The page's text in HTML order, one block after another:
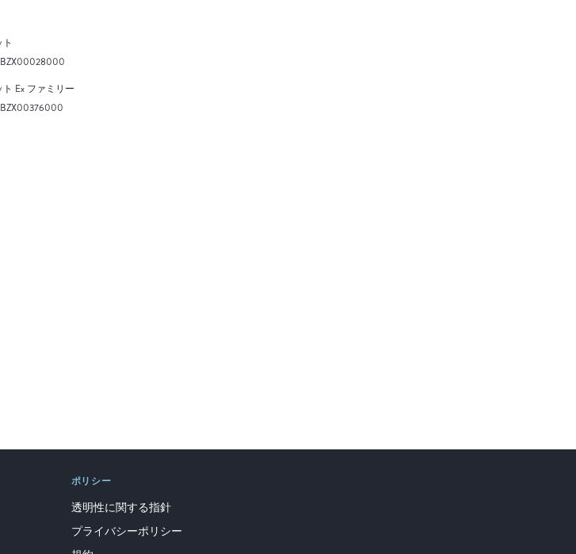
Ex ファミリー
ポリシー
透明性に関する指針
プライバシーポリシー